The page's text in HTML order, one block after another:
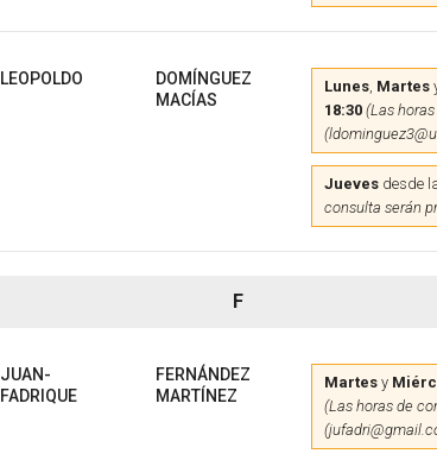
LEOPOLDO
DOMÍNGUEZ
MACÍAS
Lunes, Martes
18:30 (Las
Juevesdesde
consulta serán
F
JUAN-
FADRIQUE
FERNÁNDEZ
MARTÍNEZ
Martesy
(Las horas de